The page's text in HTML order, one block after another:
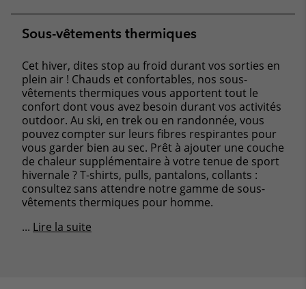
Sous-vêtements thermiques
Cet hiver, dites stop au froid durant vos sorties en
plein air ! Chauds et confortables, nos sous-
vêtements thermiques vous apportent tout le
confort dont vous avez besoin durant vos activités
outdoor. Au ski, en trek ou en randonnée, vous
pouvez compter sur leurs fibres respirantes pour
vous garder bien au sec. Prêt à ajouter une couche
de chaleur supplémentaire à votre tenue de sport
hivernale ? T-shirts, pulls, pantalons, collants :
consultez sans attendre notre gamme de sous-
vêtements thermiques pour homme.
... Lire la suite